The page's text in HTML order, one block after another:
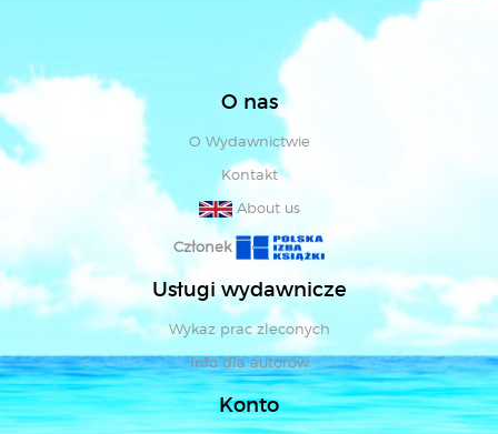
O nas
O Wydawnictwie
Kontakt
About us
Członek
Usługi wydawnicze
Wykaz prac zleconych
Info dla autorów
Konto